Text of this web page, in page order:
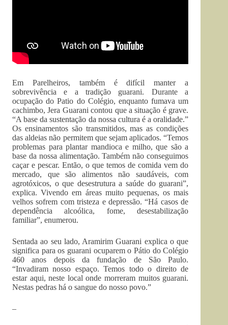
Em Parelheiros, também é difícil manter a
sobrevivência e a tradição guarani. Durante a
ocupação do Patio do Colégio, enquanto fumava um
cachimbo, Jera Guarani contou que a situação é grave.
“A base da sustentação da nossa cultura é a oralidade.”
Os ensinamentos são transmitidos, mas as condições
das aldeias não permitem que sejam aplicados. “Temos
problemas para plantar mandioca e milho, que são a
base da nossa alimentação. Também não conseguimos
caçar e pescar. Então, o que temos de comida vem do
mercado, que são alimentos não saudáveis, com
agrotóxicos, o que desestrutura a saúde do guarani”,
explica. Vivendo em áreas muito pequenas, os mais
velhos sofrem com tristeza e depressão. “Há casos de
dependência alcoólica, fome, desestabilização
familiar”, enumerou.
Sentada ao seu lado, Aramirim Guarani explica o que
significa para os guarani ocuparem o Pátio do Colégio
460 anos depois da fundação de São Paulo.
“Invadiram nosso espaço. Temos todo o direito de
estar aqui, neste local onde morreram muitos guarani.
Nestas pedras há o sangue do nosso povo.”
–